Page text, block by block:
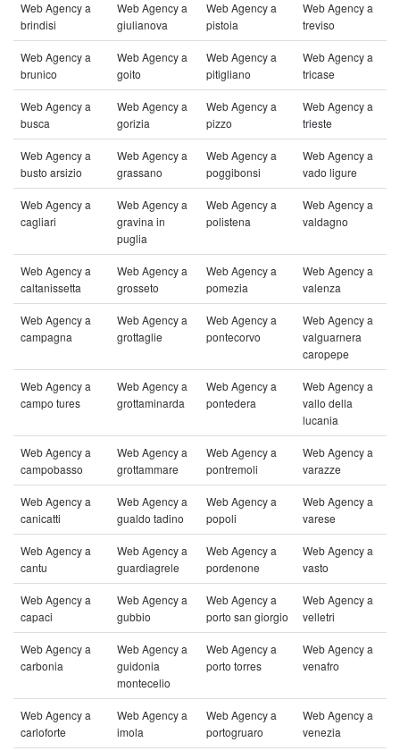
Web Agency a
brindisi
Web Agency a
giulianova
Web Agency a
pistoia
Web Agency a
treviso
Web Agency a
brunico
Web Agency a
goito
Web Agency a
pitigliano
Web Agency a
tricase
Web Agency a
busca
Web Agency a
gorizia
Web Agency a
pizzo
Web Agency a
trieste
Web Agency a
busto arsizio
Web Agency a
grassano
Web Agency a
poggibonsi
Web Agency a
vado ligure
Web Agency a
cagliari
Web Agency a
gravina in
puglia
Web Agency a
polistena
Web Agency a
valdagno
Web Agency a
caltanissetta
Web Agency a
grosseto
Web Agency a
pomezia
Web Agency a
valenza
Web Agency a
campagna
Web Agency a
grottaglie
Web Agency a
pontecorvo
Web Agency a
valguarnera
caropepe
Web Agency a
campo tures
Web Agency a
grottaminarda
Web Agency a
pontedera
Web Agency a
vallo della
lucania
Web Agency a
campobasso
Web Agency a
grottammare
Web Agency a
pontremoli
Web Agency a
varazze
Web Agency a
canicatti
Web Agency a
gualdo tadino
Web Agency a
popoli
Web Agency a
varese
Web Agency a
cantu
Web Agency a
guardiagrele
Web Agency a
pordenone
Web Agency a
vasto
Web Agency a
capaci
Web Agency a
gubbio
Web Agency a
porto san giorgio
Web Agency a
velletri
Web Agency a
carbonia
Web Agency a
guidonia
montecelio
Web Agency a
porto torres
Web Agency a
venafro
Web Agency a
carloforte
Web Agency a
imola
Web Agency a
portogruaro
Web Agency a
venezia